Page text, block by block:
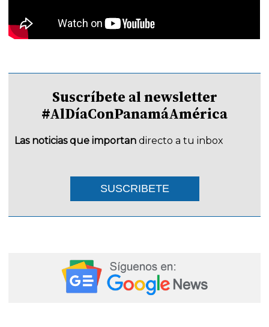
Suscríbete al newsletter
#AlDíaConPanamáAmérica
Las noticias que importan directo a tu inbox
SUSCRIBETE